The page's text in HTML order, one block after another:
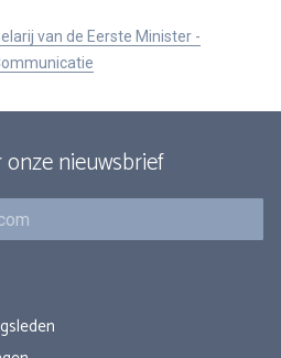
van de Eerste Minister -
nieuwsbrief